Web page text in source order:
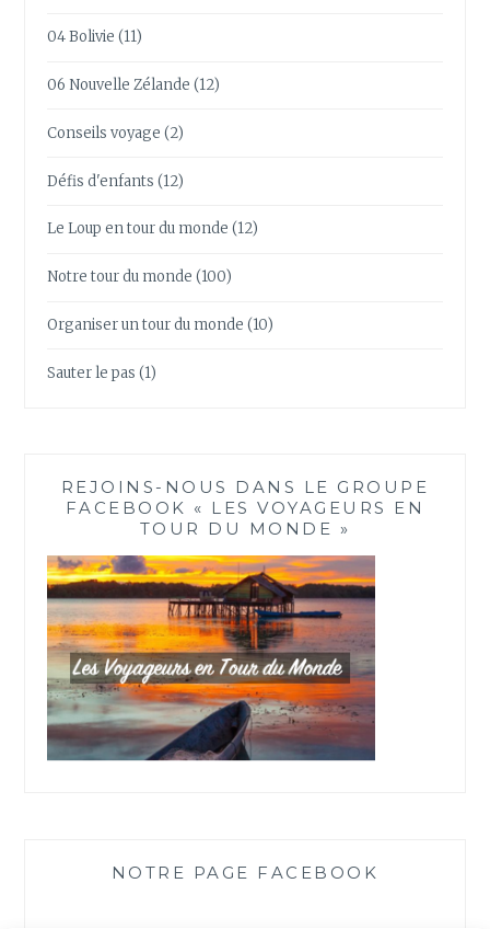
04 Bolivie (11)
06 Nouvelle Zélande (12)
Conseils voyage (2)
Défis d'enfants (12)
Le Loup en tour du monde (12)
Notre tour du monde (100)
Organiser un tour du monde (10)
Sauter le pas (1)
REJOINS-NOUS DANS LE GROUPE
FACEBOOK « LES VOYAGEURS EN
TOUR DU MONDE »
NOTRE PAGE FACEBOOK